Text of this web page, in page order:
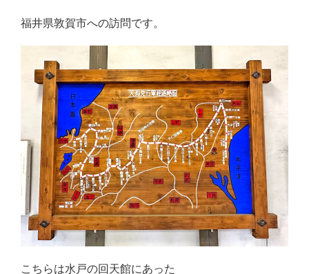
福井県敦賀市への訪問です。
こちらは水戸の回天館にあった